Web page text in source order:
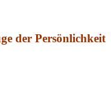
der Persönlichkeit